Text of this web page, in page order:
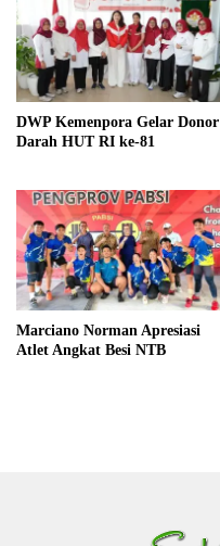
DWP Kemenpora Gelar Donor
Darah HUT RI ke-81
Marciano Norman Apresiasi
Atlet Angkat Besi NTB